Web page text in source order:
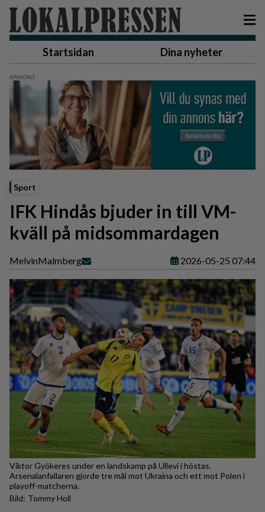
Startsidan Dina nyheter
Sport
IFK Hindås bjuder in till VM-
kväll på midsommardagen
MelvinMalmberg 2026-05-25 07:44
Viktor Gyökeres under en landskamp på Ullevi i höstas.
Arsenalanfallaren gjorde tre mål mot Ukraina och ett mot Polen i
playoff-matcherna.
Tommy Holl